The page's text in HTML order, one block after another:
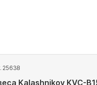
25638
Kalashnikov KVC-